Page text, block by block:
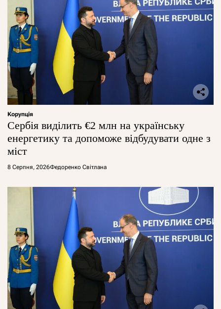
Корупція
Сербія виділить €2 млн на українську
енергетику та допоможе відбудувати одне з
міст
8 Серпня, 2026Федоренко Світлана